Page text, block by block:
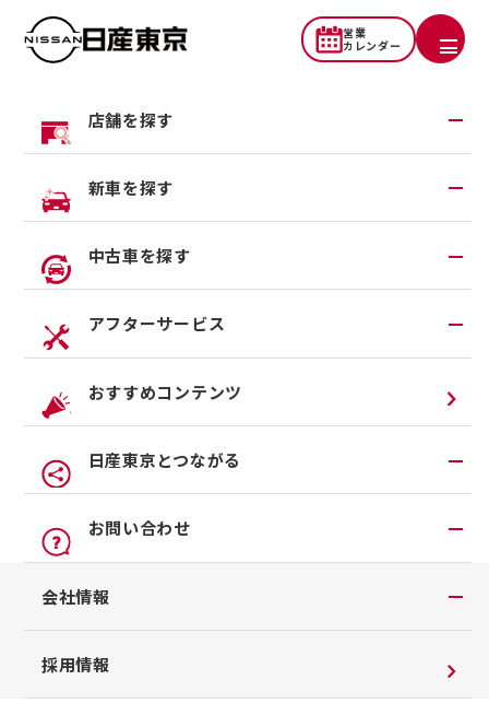
営業
カレンダー
店舗を探す
地域から探す
一覧から探す
店舗リニューアル情報
営業カレンダー
新車を探す
試乗車・展示車検索
福祉車両（ライフケアビークル）
カスタイマイズサービス
法人リースオンライン受付
オンライン相談予約
オンライン見積り
カタログ請求
日産カーライフ保険
イオンモール多摩平の森
中古車を探す
在庫車一覧
中古車ワイド保証
アフターサービス
アフターサービスTOP
メンテナンスネット予約
車検
車検立会い見積り
メンテプロパック
季節のおすすめ商品
車内空間の商品
おすすめコンテンツ
日産東京とつながる
公式LINEアカウント
店舗ブログ
公式Youtubeアカウント
お問い合わせ
お問い合わせTOP
チャットサポート
会社情報
会社情報
企業理念
採用情報